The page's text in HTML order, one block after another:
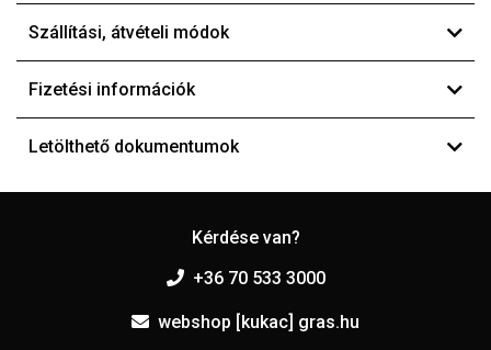
Szállítási, átvételi módok
Fizetési információk
Letölthető dokumentumok
Kérdése van?
+36 70 533 3000
webshop [kukac] gras.hu